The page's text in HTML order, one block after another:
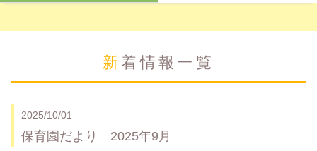
新着情報一覧
2025/10/01
保育園だより 2025年9月